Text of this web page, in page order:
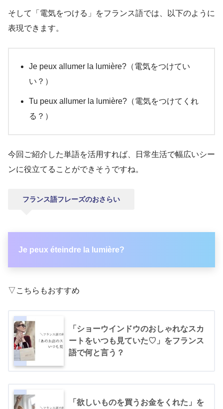
そして「電気をつける」をフランス語では、以下のように
表現できます。
Je peux allumer la lumière?（電気をつけてい
い？）
Tu peux allumer la lumière?（電気をつけてくれ
る？）
今回ご紹介した単語を活用すれば、日常生活で幅広いシー
ンに役立てることができそうですね。
フランス語フレーズのおさらい
Je peux éteindre la lumière?
▽こちらもおすすめ
「ショーウインドウのおしゃれなスカ
ートをいつも見ていた♡」をフランス
語で何と言う？
「欲しいものを買うお金をくれた」を